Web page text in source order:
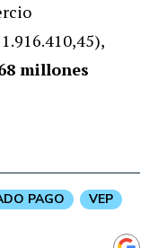
millones
PAGO VEP